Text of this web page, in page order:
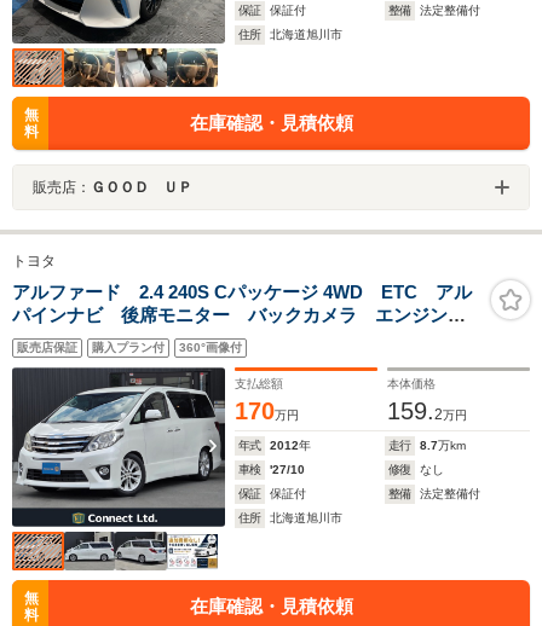
保証
保証付 整備
法定整備付
住所
北海道旭川市
無
料
在庫確認・見積依頼
販売店： ＧＯＯＤ ＵＰ
トヨタ
アルファード 2.4 240S Cパッケージ 4WD ETC アル
パインナビ 後席モニター バックカメラ エンジンス
ターター 横滑り防止装置 盗難防止装置 本革シー
ト 電動シート オットマン 3列シート ウォークスル
ー 電動リアゲート フロントフォグランプ
販売店保証 購入プラン付 360°画像付
支払総額
170万円
本体価格
159.2万円
年式 2012年 走行 8.7万km
車検
'27/10 修復
なし
保証
保証付 整備
法定整備付
住所
北海道旭川市
無
料
在庫確認・見積依頼